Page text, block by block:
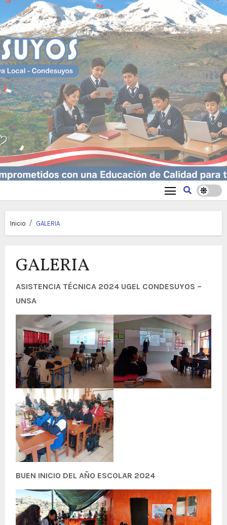
Inicio GALERIA
GALERIA
ASISTENCIA TÉCNICA 2024 UGEL CONDESUYOS –
UNSA
BUEN INICIO DEL AÑO ESCOLAR 2024